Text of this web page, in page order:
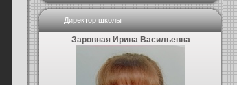
Директор школы
Заровная Ирина Васильевна